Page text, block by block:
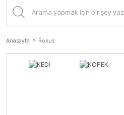
Anasayfa Rokus